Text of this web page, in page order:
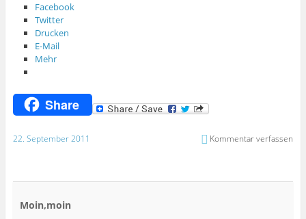
Facebook
Twitter
Drucken
E-Mail
Mehr
Share
22. September 2011 Kommentar verfassen
Moin,moin